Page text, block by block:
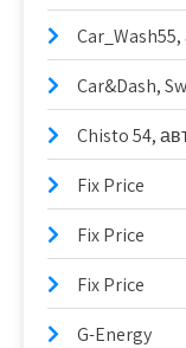
Car&Dash,
Chisto 54,
Fix Price
Fix Price
Fix Price
G-Energy